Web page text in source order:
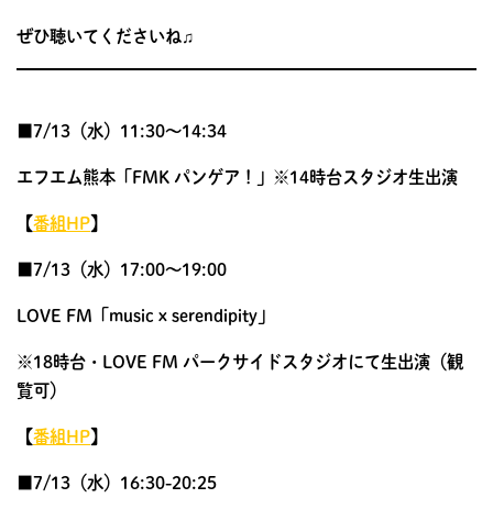
ぜひ聴いてくださいね♫
■7/13（水）11:30〜14:34
エフエム熊本「FMK パンゲア！」※14時台スタジオ生出演
【番組HP】
■7/13（水）17:00〜19:00
LOVE FM「music x serendipity」
※18時台・LOVE FM パークサイドスタジオにて生出演（観
覧可）
【番組HP】
■7/13（水）16:30-20:25